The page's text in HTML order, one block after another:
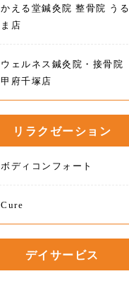
かえる堂鍼灸院 整骨院 うる
ま店
ウェルネス鍼灸院・接骨院
甲府千塚店
リラクゼーション
ボディコンフォート
Cure
デイサービス